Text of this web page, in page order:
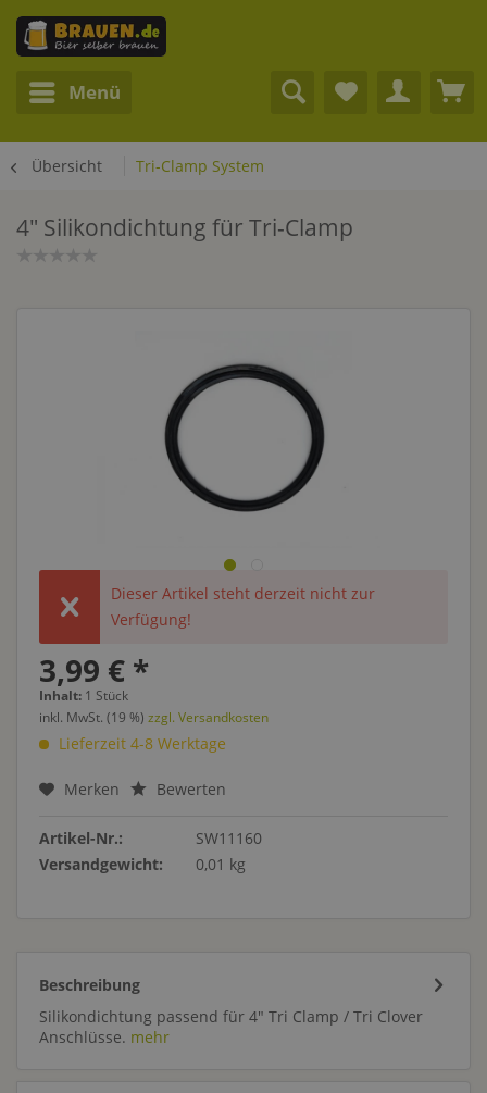
Menü
Übersicht Tri-Clamp System
4" Silikondichtung für Tri-Clamp
Dieser Artikel steht derzeit nicht zur
Verfügung!
3,99 € *
Inhalt: 1 Stück
inkl. MwSt. (19 %) zzgl. Versandkosten
Lieferzeit 4-8 Werktage
Merken Bewerten
Artikel-Nr.:
SW11160
Versandgewicht:
0,01 kg
Beschreibung
Silikondichtung passend für 4" Tri Clamp / Tri Clover
Anschlüsse. mehr